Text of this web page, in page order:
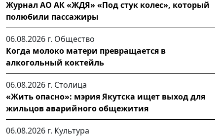
Журнал АО АК «ЖДЯ» «Под стук колес», который
полюбили пассажиры
06.08.2026 г. Общество
Когда молоко матери превращается в
алкогольный коктейль
06.08.2026 г. Столица
«Жить опасно»: мэрия Якутска ищет выход для
жильцов аварийного общежития
06.08.2026 г. Культура